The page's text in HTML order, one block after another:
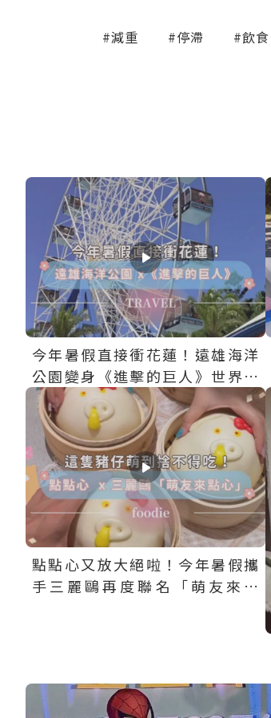
#減重 #停滯 #飲食
今年暑假直接衝花蓮！遠雄海洋
公園變身《進擊的巨人》世界，
不只有超吸睛的「巨人摩天
輪」，還有主題場景、限定餐
點、聯名周邊一次收集
點點心又放大絕啦！今年暑假攜
手三麗鷗再度聯名「萌友來點